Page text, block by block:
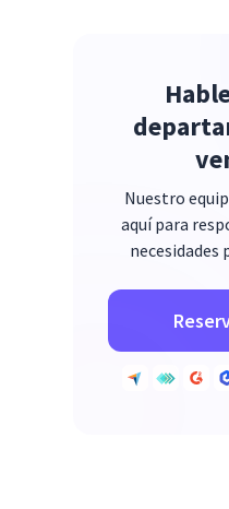
¿Cómo puede
monitorización
Nuestro
aquí para
necesidades